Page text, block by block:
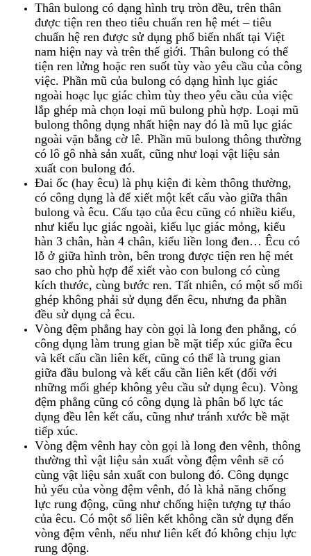
Thân bulong có dạng hình trụ tròn đều, trên thân
được tiện ren theo tiêu chuẩn ren hệ mét – tiêu
chuẩn hệ ren được sử dụng phổ biến nhất tại Việt
nam hiện nay và trên thế giới. Thân bulong có thể
tiện ren lửng hoặc ren suốt tùy vào yêu cầu của công
việc. Phần mũ của bulong có dạng hình lục giác
ngoài hoạc lục giác chìm tùy theo yêu cầu của việc
lắp ghép mà chọn loại mũ bulong phù hợp. Loại mũ
bulong thông dụng nhất hiện nay đó là mũ lục giác
ngoài vặn bằng cờ lê. Phần mũ bulong thông thường
có lô gô nhà sản xuất, cũng như loại vật liệu sản
xuất con bulong đó.
Đai ốc (hay êcu) là phụ kiện đi kèm thông thường,
có công dụng là để xiết một kết cấu vào giữa thân
bulong và êcu. Cấu tạo của êcu cũng có nhiều kiểu,
như kiểu lục giác ngoài, kiểu lục giác mỏng, kiểu
hàn 3 chân, hàn 4 chân, kiểu liền long đen… Êcu có
lỗ ở giữa hình tròn, bên trong được tiện ren hệ mét
sao cho phù hợp để xiết vào con bulong có cùng
kích thước, cùng bước ren. Tất nhiên, có một số mối
ghép không phải sử dụng đến êcu, nhưng đa phần
đều sử dụng cả êcu.
Vòng đệm phẳng hay còn gọi là long đen phẳng, có
công dụng làm trung gian bề mặt tiếp xúc giữa êcu
và kết cấu cần liên kết, cũng có thể là trung gian
giữa đầu bulong và kết cấu cần liên kết (đối với
những mối ghép không yêu cầu sử dụng êcu). Vòng
đệm phẳng cũng có công dụng là phân bổ lực tác
dụng đều lên kết cấu, cũng như tránh xước bề mặt
tiếp xúc.
Vòng đệm vênh hay còn gọi là long đen vênh, thông
thường thì vật liệu sản xuất vòng đệm vênh sẽ có
cùng vật liệu sản xuất con bulong đó. Công dụngc
hủ yếu của vòng đệm vênh, đó là khả năng chống
lực rung động, cũng như chống hiện tượng tự tháo
của êcu. Có một số liên kết không cần sử dụng đến
vòng đệm vênh, nếu như liên kết đó không chịu lực
rung động.